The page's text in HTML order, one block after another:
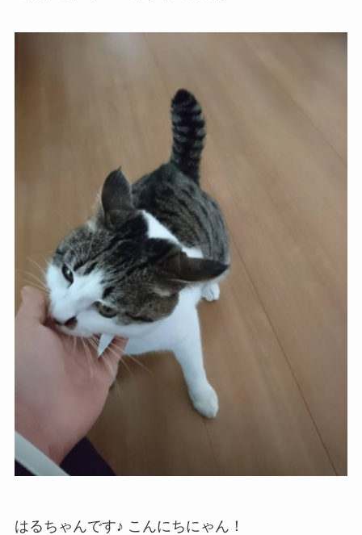
はるちゃんです♪ こんにちにゃん！